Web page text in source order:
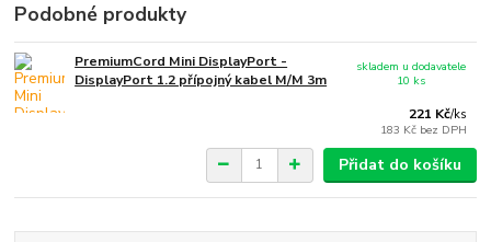
Podobné produkty
PremiumCord Mini DisplayPort -
DisplayPort 1.2 přípojný kabel M/M 3m
221 Kč/ks
183 Kč bez DPH
skladem u dodavatele
10 ks
Přidat do košíku